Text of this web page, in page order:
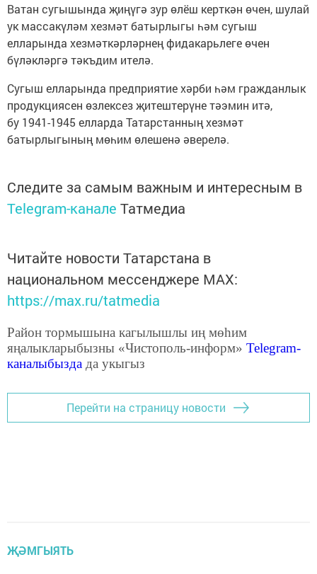
Ватан сугышында җиңүгә зур өлёш керткән өчен, шулай
ук массакүләм хезмәт батырлыгы һәм сугыш
елларында хезмәткәрләрнең фидакарьлеге өчен
бүләкләргә тәкъдим ителә.
Сугыш елларында предприятие хәрби һәм гражданлык
продукциясен өзлексез җитештерүне тәэмин итә,
бу 1941-1945 елларда Татарстанның хезмәт
батырлыгының мөһим өлешенә әверелә.
Следите за самым важным и интересным в
Telegram-канале Татмедиа
Читайте новости Татарстана в
национальном мессенджере MАХ:
https://max.ru/tatmedia
Район тормышына кагылышлы иң мөһим
яңалыкларыбызны «Чистополь-информ» Telegram-
каналыбызда да укыгыз
Перейти на страницу новости
ҖӘМГЫЯТЬ